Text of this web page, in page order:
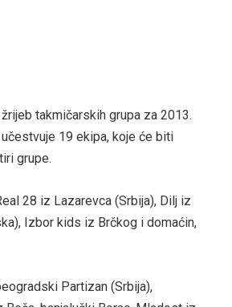
takmičarskih grupa za 2013.
19 ekipa, koje će biti
grupe.
28 iz Lazarevca (Srbija), Dilj iz
Izbor kids iz Brčkog i domaćin,
Partizan (Srbija),